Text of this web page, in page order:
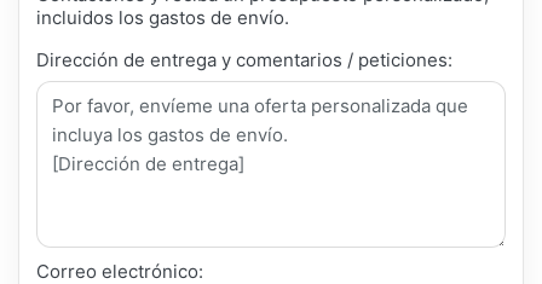
incluidos los gastos de envío.
Dirección de entrega y comentarios / peticiones:
Correo electrónico: